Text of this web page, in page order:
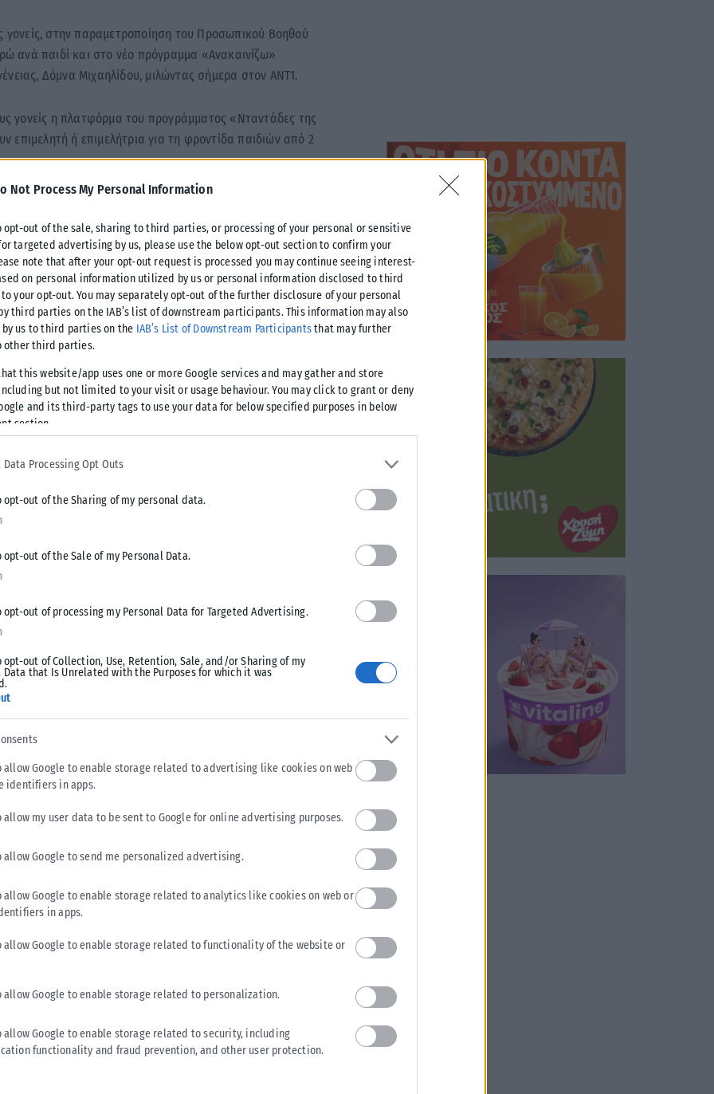
Not Process My Personal Information
opt-out of the sale, sharing to third parties, or processing of your personal or sensitive
targeted advertising by us, please use the below opt-out section to confirm your
note that after your opt-out request is processed you may continue seeing interest-
on personal information utilized by us or personal information disclosed to third
your opt-out. You may separately opt-out of the further disclosure of your personal
third parties on the IAB’s list of downstream participants. This information may also
by us to third parties on the IAB’s List of Downstream Participantsthat may further
other third parties.
this website/app uses one or more Google services and may gather and store
but not limited to your visit or usage behaviour. You may click to grant or deny
and its third-party tags to use your data for below specified purposes in below
section.
Data Processing Opt Outs
opt-out of the Sharing of my personal data.
opt-out of the Sale of my Personal Data.
opt-out of processing my Personal Data for Targeted Advertising.
opt-out of Collection, Use, Retention, Sale, and/or Sharing of my
Data that Is Unrelated with the Purposes for which it was
allow Google to enable storage related to advertising like cookies on web
identifiers in apps.
allow my user data to be sent to Google for online advertising purposes.
allow Google to send me personalized advertising.
allow Google to enable storage related to analytics like cookies on web or
in apps.
allow Google to enable storage related to functionality of the website or
allow Google to enable storage related to personalization.
allow Google to enable storage related to security, including
functionality and fraud prevention, and other user protection.
στην παραμετροποίηση του Προσωπικού Βοηθού
ανά παιδί και στο νέο πρόγραμμα «Ανακαινίζω»
Δόμνα Μιχαηλίδου, μιλώντας σήμερα στον ΑΝΤ1.
γονείς η πλατφόρμα του προγράμματος «Νταντάδες της
επιμελητή ή επιμελήτρια για τη φροντίδα παιδιών από 2
επιμελήτριες άνοιξε περίπου πριν από έναν μήνα και τα
σε μία πραγματική ανάγκη των οικογενειών: Οι
αιτήσεων ανέρχονται σε περίπου 1.500, ενώ 650
έχει ελεγχθεί το σύνολο των δικαιολογητικών τους.
για γονείς που εργάζονται με πλήρη απασχόληση ή είναι
εργάζονται με μερική απασχόληση ή βρίσκονται σε
και μητέρες εγγεγραμμένες στα μητρώα της ΔΥΠΑ,
το ετήσιο ατομικό εισόδημά του δεν πρέπει να
ευρώ για δύο παιδιά, ενώ για τρία παιδιά και άνω δεν
ή επιμελήτριας και τη σύναψη συμφωνίας, το ποσό
φροντίδας του παιδιού. Επιμελητής ή επιμελήτρια
οικογένειας, όπως η γιαγιά, εφόσον πληροί τις
Κάθε επιμελητής ή επιμελήτρια μπορεί να φροντίζει
των “Νταντάδων της Γειτονιάς” και να αναζητούν το
που σχεδιάστηκε πάνω σε μια πραγματική ανάγκη:
γνωρίζοντας ότι το παιδί του έχει ασφαλή φροντίδα
της οικογένειας. Υπολογίζουμε ότι το πρόγραμμα
τόνισε η υπουργός.
παραμετροποίηση του προγράμματος για τα μικρά
εύκολο να βρεθεί διαθέσιμος Προσωπικός Βοηθός. Για
προβλεφθεί η δυνατότητα να αναλαμβάνει τον ρόλο
να προσαρμόζεται στις πραγματικές συνθήκες κάθε
εφαρμοστεί. Επίσης, υπογράμμισε πως η αμοιβή του
τον μήνα, ανάλογα με τις ώρες και τις ανάγκες
με τα διευρυμένα εισοδηματικά κριτήρια περίπου 8 στις
των 150 ευρώ για κάθε παιδί. Η καταβολή θα γίνει
του μήνα, με απευθείας πίστωση στον τραπεζικό
περισσότερους από 3 εκατομμύρια πολίτες. Όπως τόνισε
Στο σούπερ μάρκετ, στον παιδικό σταθμό,
έκτακτο επίδομα παιδιού έρχεται να προστεθεί σε ένα
των παιδιών και την καθημερινή ασφάλεια των